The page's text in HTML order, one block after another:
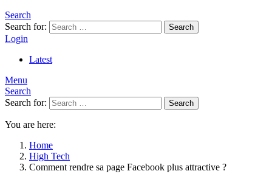
Search
Search for:
Search
Login
Latest
Menu
Search
Search for:
Search
You are here:
Home
High Tech
Comment rendre sa page Facebook plus attractive ?